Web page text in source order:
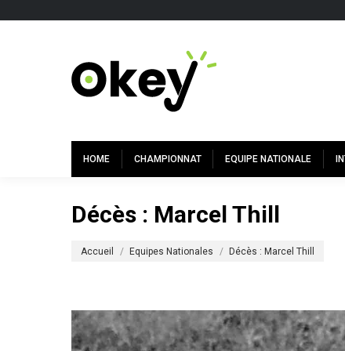
HOME CHAMPIONNAT EQUIPE NATIONALE
Décès : Marcel Thill
Accueil Equipes Nationales Décès : Marcel Thill